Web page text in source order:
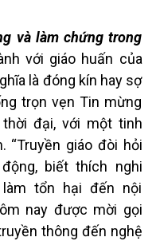
và làm chứng trong
với giáo huấn của
là đóng kín hay sợ
trọn vẹn Tin mừng
đại, với một tinh
“Truyền giáo đòi hỏi
biết thích nghi
tổn hại đến nội
nay được mời gọi
thông đến nghệ